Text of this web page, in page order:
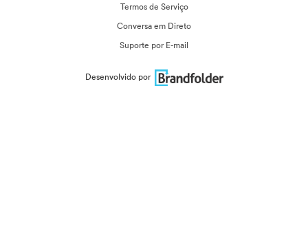
Termos de Serviço
Conversa em Direto
Suporte por E-mail
Desenvolvido por